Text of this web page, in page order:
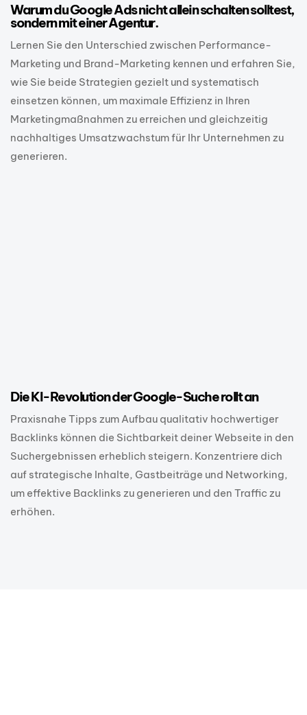
Warum du Google Ads nicht allein schalten solltest,
sondern mit einer Agentur.
Lernen Sie den Unterschied zwischen Performance-
Marketing und Brand-Marketing kennen und erfahren Sie,
wie Sie beide Strategien gezielt und systematisch
einsetzen können, um maximale Effizienz in Ihren
Marketingmaßnahmen zu erreichen und gleichzeitig
nachhaltiges Umsatzwachstum für Ihr Unternehmen zu
generieren.
Die KI-Revolution der Google-Suche rollt an
Praxisnahe Tipps zum Aufbau qualitativ hochwertiger
Backlinks können die Sichtbarkeit deiner Webseite in den
Suchergebnissen erheblich steigern. Konzentriere dich
auf strategische Inhalte, Gastbeiträge und Networking,
um effektive Backlinks zu generieren und den Traffic zu
erhöhen.